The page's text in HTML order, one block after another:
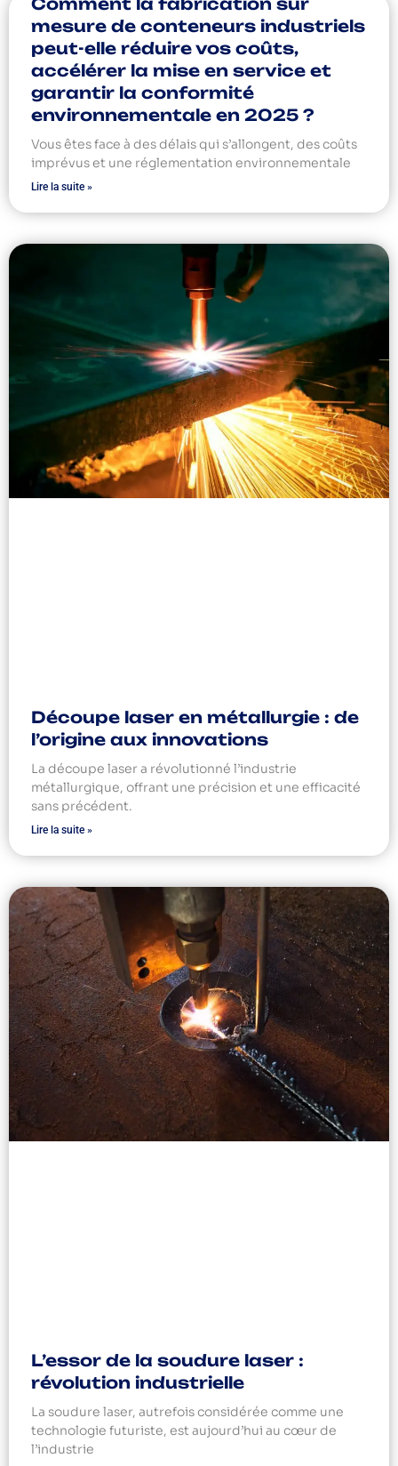
mesure de conteneurs industriels
peut-elle réduire vos coûts,
accélérer la mise en service et
garantir la conformité
environnementale en 2025 ?
Vous êtes face à des délais qui s’allongent, des coûts
imprévus et une réglementation environnementale
Lire la suite »
Découpe laser en métallurgie : de
l’origine aux innovations
La découpe laser a révolutionné l’industrie
métallurgique, offrant une précision et une efficacité
sans précédent.
Lire la suite »
L’essor de la soudure laser :
révolution industrielle
La soudure laser, autrefois considérée comme une
technologie futuriste, est aujourd’hui au cœur de
l’industrie